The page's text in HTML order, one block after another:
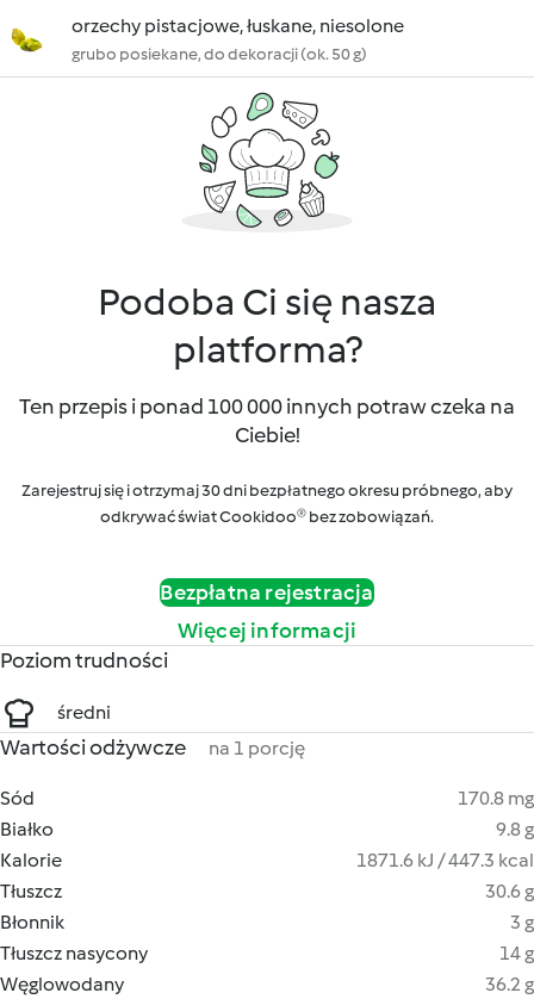
orzechy pistacjowe, łuskane, niesolone
grubo posiekane, do dekoracji (ok. 50 g)
Podoba Ci się nasza
platforma?
Ten przepis i ponad 100 000 innych potraw czeka na
Ciebie!
Zarejestruj się i otrzymaj 30 dni bezpłatnego okresu próbnego, aby
odkrywać świat Cookidoo® bez zobowiązań.
Bezpłatna rejestracja
Więcej informacji
Poziom trudności
średni
Wartości odżywcze na 1 porcję
Sód
170.8 mg
Białko
9.8 g
Kalorie
1871.6 kJ / 447.3 kcal
Tłuszcz
30.6 g
Błonnik
3 g
Tłuszcz nasycony
14 g
Węglowodany
36.2 g